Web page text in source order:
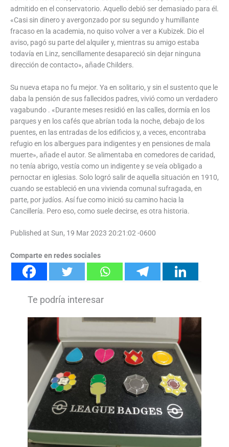
admitido en el conservatorio. Aquello debió ser demasiado para él.
«Casi sin dinero y avergonzado por su segundo y humillante
fracaso en la academia, no quiso volver a ver a Kubizek. Dio el
aviso, pagó su parte del alquiler y, mientras su amigo estaba
todavía en Linz, sencillamente desapareció sin dejar ninguna
dirección de contacto», añade Childers.
Su nueva etapa no fu mejor. Ya en solitario, y sin el sustento que le
daba la pensión de sus fallecidos padres, vivió como un verdadero
vagabundo . «Durante meses residió en las calles, dormía en los
parques y en los cafés que abrían toda la noche, debajo de los
puentes, en las entradas de los edificios y, a veces, encontraba
refugio en los albergues para indigentes y en pensiones de mala
muerte», añade el autor. Se alimentaba en comedores de caridad,
no tenía abrigo, vestía como un indigente y se veía obligado a
pernoctar en iglesias. Solo logró salir de aquella situación en 1910,
cuando se estableció en una vivienda comunal sufragada, en
parte, por judíos. Así fue como inició su camino hacia la
Cancillería. Pero eso, como suele decirse, es otra historia.
Published at Sun, 19 Mar 2023 20:21:02 -0600
Comparte en redes sociales